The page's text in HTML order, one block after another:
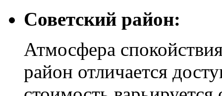
Советский район:
Атмосфера
район отличается